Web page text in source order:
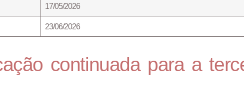
17/05/2026
23/06/2026
continuada para a